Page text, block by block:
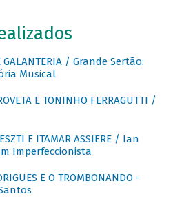
GALANTERIA / Grande Sertão:
Musical
E TONINHO FERRAGUTTI /
E ITAMAR ASSIERE / Ian
Imperfeccionista
E O TROMBONANDO -